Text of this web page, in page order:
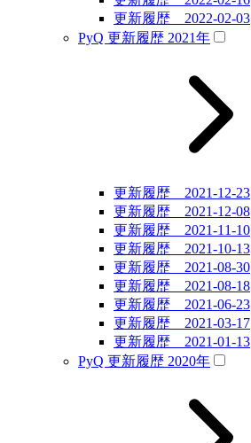
更新履歴 2022-02-03
PyQ 更新履歴 2021年
更新履歴 2021-12-23
更新履歴 2021-12-08
更新履歴 2021-11-10
更新履歴 2021-10-13
更新履歴 2021-08-30
更新履歴 2021-08-18
更新履歴 2021-06-23
更新履歴 2021-03-17
更新履歴 2021-01-13
PyQ 更新履歴 2020年